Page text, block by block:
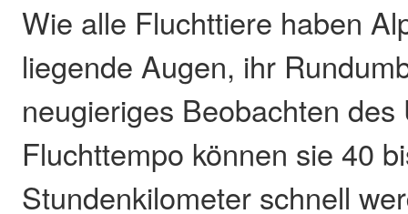
Wie alle Fluchttiere haben
liegende Augen, ihr
neugieriges Beobachten des
Fluchttempo können sie 40
Stundenkilometer schnell